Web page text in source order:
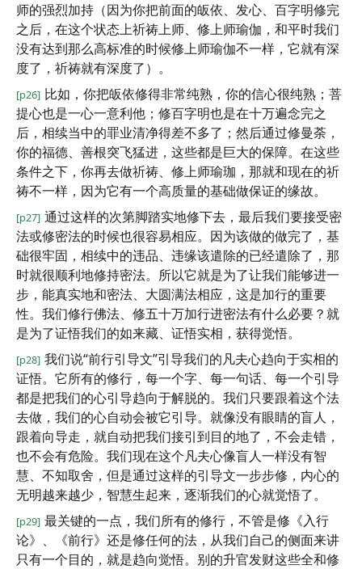
师的强烈加持（因为你把前面的皈依、发心、百字明修完
之后，在这个状态上祈祷上师、修上师瑜伽，和平时我们
没有达到那么高标准的时候修上师瑜伽不一样，它就有深
度了，祈祷就有深度了）。
[p26] 比如，你把皈依修得非常纯熟，你的信心很纯熟；菩
提心也是一心一意利他；修百字明也是在十万遍念完之
后，相续当中的罪业清净得差不多了；然后通过修曼荼，
你的福德、善根突飞猛进，这些都是巨大的保障。在这些
条件之下，你再去做祈祷、修上师瑜珈，那就和现在的祈
祷不一样，因为它有一个高质量的基础做保证的缘故。
[p27] 通过这样的次第脚踏实地修下去，最后我们要接受密
法或修密法的时候也很容易相应。因为该做的做完了，基
础很牢固，相续中的违品、违缘该遣除的已经遣除了，那
时就很顺利地修持密法。所以它就是为了让我们能够进一
步，能真实地和密法、大圆满法相应，这是加行的重要
性。我们修行佛法、修五十万加行进密法有什么必要？就
是为了证悟我们的如来藏、证悟实相，获得觉悟。
[p28] 我们说“前行引导文”引导我们的凡夫心趋向于实相的
证悟。它所有的修行，每一个字、每一句话、每一个引导
都是把我们的心引导趋向于解脱的。我们只要跟着这个法
去做，我们的心自动会被它引导。就像没有眼睛的盲人，
跟着向导走，就自动把我们接引到目的地了，不会走错，
也不会有危险。我们现在这个凡夫心像盲人一样没有智
慧、不知取舍，但是通过这样的引导文一步步修，内心的
无明越来越少，智慧生起来，逐渐我们的心就觉悟了。
[p29] 最关键的一点，我们所有的修行，不管是修《入行
论》、《前行》还是修任何的法，从我们自己的侧面来讲
只有一个目的，就是趋向觉悟。别的升官发财这些全和修